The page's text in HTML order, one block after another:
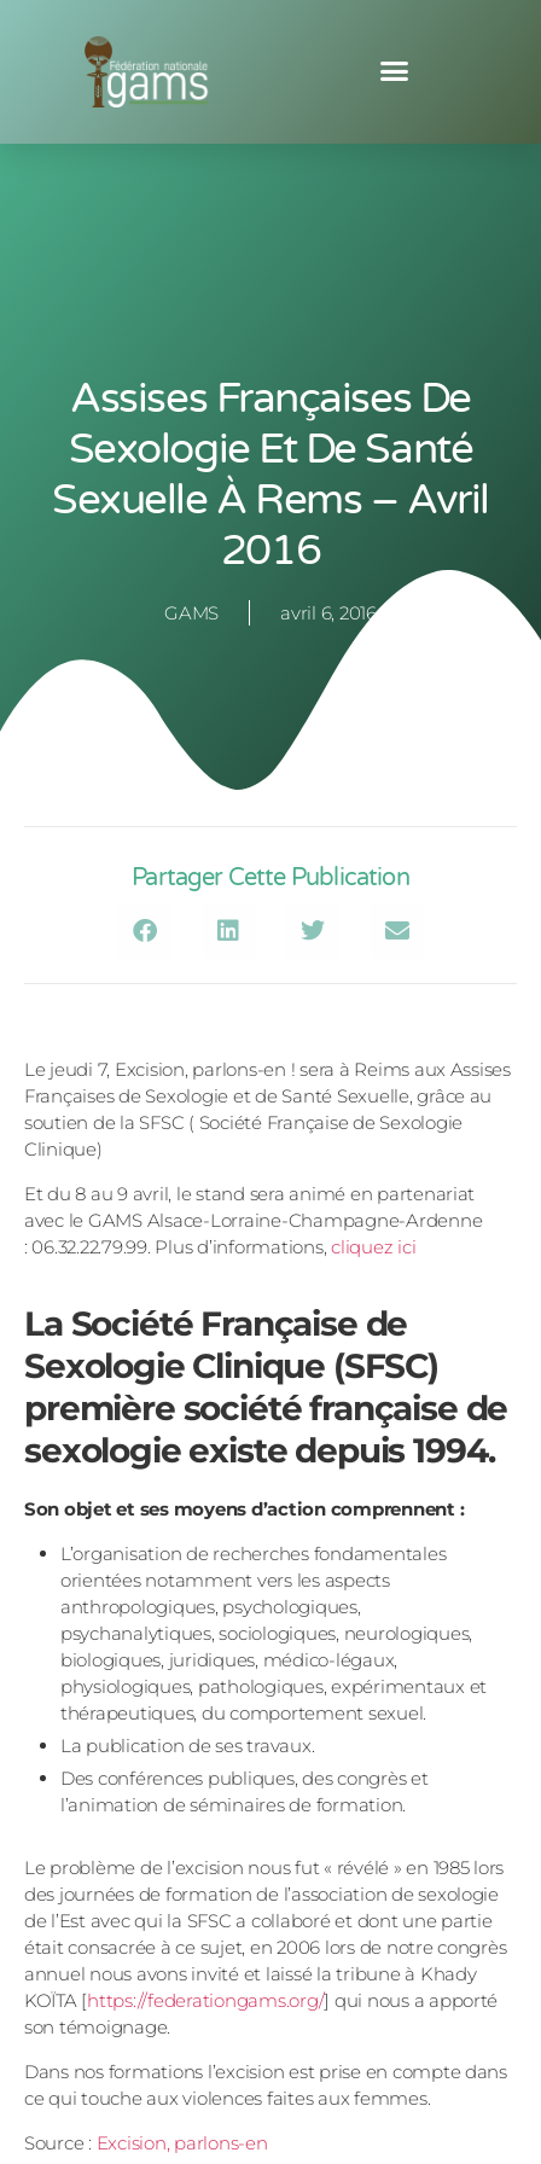
Assises Françaises De
Sexologie Et De Santé
Sexuelle À Rems – Avril
2016
GAMS avril 6, 2016
Partager Cette Publication
Le jeudi 7, Excision, parlons-en ! sera à Reims aux Assises
Françaises de Sexologie et de Santé Sexuelle, grâce au
soutien de la SFSC ( Société Française de Sexologie
Clinique)
Et du 8 au 9 avril, le stand sera animé en partenariat
avec le GAMS Alsace-Lorraine-Champagne-Ardenne
: 06.32.22.79.99. Plus d’informations,cliquez ici
La Société Française de
Sexologie Clinique (SFSC)
première société française de
sexologie existe depuis 1994.
Son objet et ses moyens d’action comprennent :
L’organisation de recherches fondamentales
orientées notamment vers les aspects
anthropologiques, psychologiques,
psychanalytiques, sociologiques, neurologiques,
biologiques, juridiques, médico-légaux,
physiologiques, pathologiques, expérimentaux et
thérapeutiques, du comportement sexuel.
La publication de ses travaux.
Des conférences publiques, des congrès et
l’animation de séminaires de formation.
Le problème de l’excision nous fut « révélé » en 1985 lors
des journées de formation de l’association de sexologie
de l’Est avec qui la SFSC a collaboré et dont une partie
était consacrée à ce sujet, en 2006 lors de notre congrès
annuel nous avons invité et laissé la tribune à Khady
KOÏTA [https://federationgams.org/] qui nous a apporté
son témoignage.
Dans nos formations l’excision est prise en compte dans
ce qui touche aux violences faites aux femmes.
Source : Excision, parlons-en